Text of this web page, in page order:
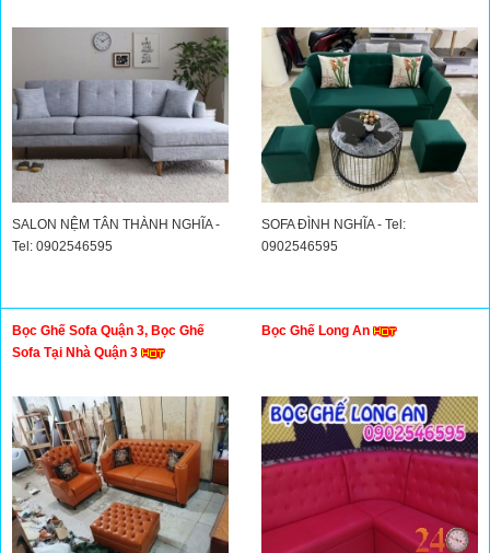
SALON NỆM TÂN THÀNH NGHĨA -
Tel: 0902546595
SOFA ĐÌNH NGHĨA - Tel:
0902546595
Bọc Ghế Sofa Quận 3, Bọc Ghế
Sofa Tại Nhà Quận 3
Bọc Ghế Long An